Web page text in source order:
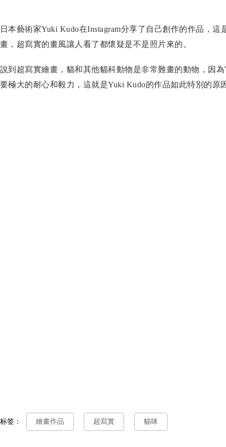
日本藝術家Yuki Kudo在Instagram分享了自己創作的作品，
畫，超寫實的畫風讓人看了都懷疑是不是照片來的。
說到超寫實繪畫，貓和其他貓科動物是非常難畫的動物，因
要極大的耐心和毅力，這就是Yuki Kudo的作品如此特別的原
标签： 繪畫作品 超寫實 貓咪